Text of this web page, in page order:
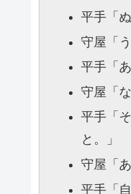
平手「
守屋 「
平手「
守屋 「
平手「
と。」
守屋 「
平手「